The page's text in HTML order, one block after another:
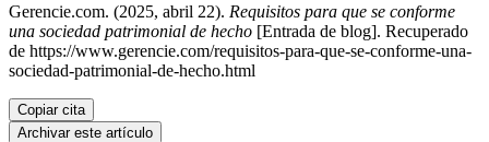
Gerencie.com. (2025, abril 22). Requisitos para que se conforme
una sociedad patrimonial de hecho [Entrada de blog]. Recuperado
de https://www.gerencie.com/requisitos-para-que-se-conforme-una-
sociedad-patrimonial-de-hecho.html
Copiar cita
Archivar este artículo